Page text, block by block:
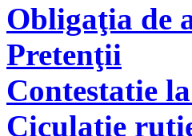
Obligaţia de
Pretenţii
Contestatie
Ciculaţie